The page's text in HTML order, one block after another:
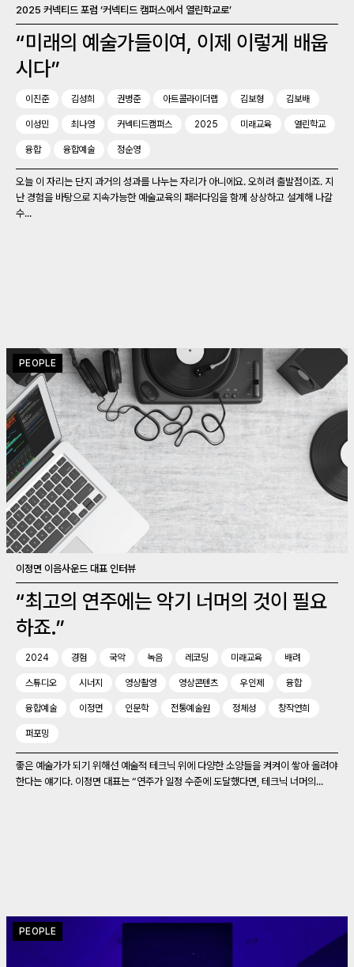
2025 커넥티드 포럼 ‘커넥티드 캠퍼스에서 열린학교로’
“미래의 예술가들이여, 이제 이렇게 배웁
시다”
이진준 김성희 권병준 아트콜라이더랩 김보형 김보배
이성민 최나영 커넥티드캠퍼스 2025 미래교육 열린학교
융합 융합예술 정순영
오늘 이 자리는 단지 과거의 성과를 나누는 자리가 아니에요. 오히려 출발점이죠. 지
난 경험을 바탕으로 지속가능한 예술교육의 패러다임을 함께 상상하고 설계해 나갈
수...
PEOPLE
이정면 이음사운드 대표 인터뷰
“최고의 연주에는 악기 너머의 것이 필요
하죠.”
2024 경험 국악 녹음 레코딩 미래교육 배려
스튜디오 시너지 영상촬영 영상콘텐츠 우인제 융합
융합예술 이정면 인문학 전통예술원 정체성 창작연희
퍼포밍
좋은 예술가가 되기 위해선 예술적 테크닉 위에 다양한 소양들을 켜켜이 쌓아 올려야
한다는 얘기다. 이정면 대표는 “연주가 일정 수준에 도달했다면, 테크닉 너머의...
PEOPLE